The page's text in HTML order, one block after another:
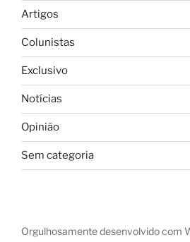
Artigos
Colunistas
Exclusivo
Notícias
Opinião
Sem categoria
Orgulhosamente desenvolvido com